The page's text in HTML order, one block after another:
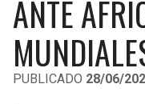
LIGA DE EXPANSIÓN MX
LEAGUES CUP
UEFA EUROPA LEAGUE
UEFA CONFERENCE
MLS
RAIDERS
CHARGERS
CAVALIERS
PISTONS
ANTE
PUBLICADO 28/06/